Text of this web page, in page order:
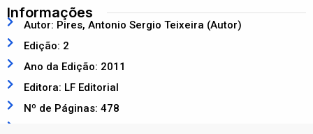
Informações
Autor: Pires, Antonio Sergio Teixeira (Autor)
Edição: 2
Ano da Edição: 2011
Editora: LF Editorial
Nº de Páginas: 478